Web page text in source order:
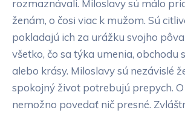
rozmaznávali. Miloslavy sú málo
ženám, o čosi viac k mužom. Sú
pokladajú ich za urážku svojho
všetko, čo sa týka umenia, obchodu
alebo krásy. Miloslavy sú nezávislé
spokojný život potrebujú prepych.
nemožno povedať nič presné.